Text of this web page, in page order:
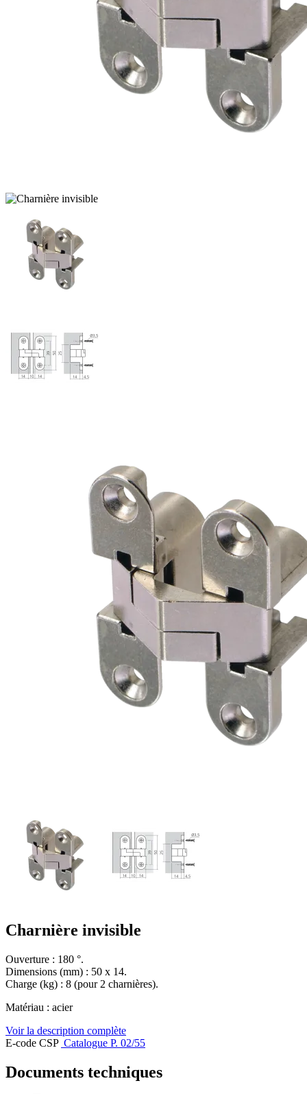
Charnière invisible
Ouverture : 180 °.
Dimensions (mm) : 50 x 14.
Charge (kg) : 8 (pour 2 charnières).
Matériau : acier
Voir la description complète
E-code CSP Catalogue P. 02/55
Documents techniques